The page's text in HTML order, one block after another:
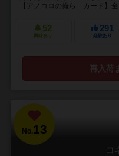
【アノコロの俺ら カード】
52
興味あり
291
経験あり
再入荷
No.13
コ